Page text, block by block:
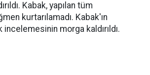
Kabak, yapılan tüm
kurtarılamadı. Kabak'ın
incelemesinin morga kaldırıldı.